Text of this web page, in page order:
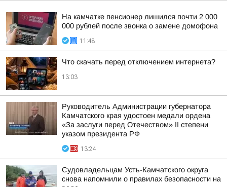
На камчатке пенсионер лишился почти 2 000
000 рублей после звонка о замене домофона
11:48
Что скачать перед отключением интернета?
13:03
Руководитель Администрации губернатора
Камчатского края удостоен медали ордена
«За заслуги перед Отечеством» II степени
указом президента РФ
13:24
Судовладельцам Усть-Камчатского округа
снова напомнили о правилах безопасности на